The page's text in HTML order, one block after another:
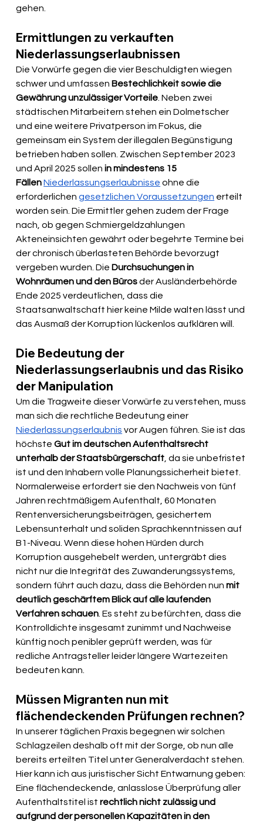
gehen.
Ermittlungen zu verkauften
Niederlassungserlaubnissen
Die Vorwürfe gegen die vier Beschuldigten wiegen
schwer und umfassen Bestechlichkeit sowie die
Gewährung unzulässiger Vorteile . Neben zwei
städtischen Mitarbeitern stehen ein Dolmetscher
und eine weitere Privatperson im Fokus, die
gemeinsam ein System der illegalen Begünstigung
betrieben haben sollen. Zwischen September 2023
und April 2025 sollen in mindestens 15
FällenNiederlassungserlaubnisse ohne die
erforderlichen gesetzlichen Voraussetzungen erteilt
worden sein. Die Ermittler gehen zudem der Frage
nach, ob gegen Schmiergeldzahlungen
Akteneinsichten gewährt oder begehrte Termine bei
der chronisch überlasteten Behörde bevorzugt
vergeben wurden. Die Durchsuchungen in
Wohnräumen und den Büros der Ausländerbehörde
Ende 2025 verdeutlichen, dass die
Staatsanwaltschaft hier keine Milde walten lässt und
das Ausmaß der Korruption lückenlos aufklären will.
Die Bedeutung der
Niederlassungserlaubnis und das Risiko
der Manipulation
Um die Tragweite dieser Vorwürfe zu verstehen, muss
man sich die rechtliche Bedeutung einer
Niederlassungserlaubnis vor Augen führen. Sie ist das
höchste Gut im deutschen Aufenthaltsrecht
unterhalb der Staatsbürgerschaft , da sie unbefristet
ist und den Inhabern volle Planungssicherheit bietet.
Normalerweise erfordert sie den Nachweis von fünf
Jahren rechtmäßigem Aufenthalt, 60 Monaten
Rentenversicherungsbeiträgen, gesichertem
Lebensunterhalt und soliden Sprachkenntnissen auf
B1-Niveau. Wenn diese hohen Hürden durch
Korruption ausgehebelt werden, untergräbt dies
nicht nur die Integrität des Zuwanderungssystems,
sondern führt auch dazu, dass die Behörden nun mit
deutlich geschärftem Blick auf alle laufenden
Verfahren schauen . Es steht zu befürchten, dass die
Kontrolldichte insgesamt zunimmt und Nachweise
künftig noch penibler geprüft werden, was für
redliche Antragsteller leider längere Wartezeiten
bedeuten kann.
Müssen Migranten nun mit
flächendeckenden Prüfungen rechnen?
In unserer täglichen Praxis begegnen wir solchen
Schlagzeilen deshalb oft mit der Sorge, ob nun alle
bereits erteilten Titel unter Generalverdacht stehen.
Hier kann ich aus juristischer Sicht Entwarnung geben:
Eine flächendeckende, anlasslose Überprüfung aller
Aufenthaltstitel ist rechtlich nicht zulässig und
aufgrund der personellen Kapazitäten in den